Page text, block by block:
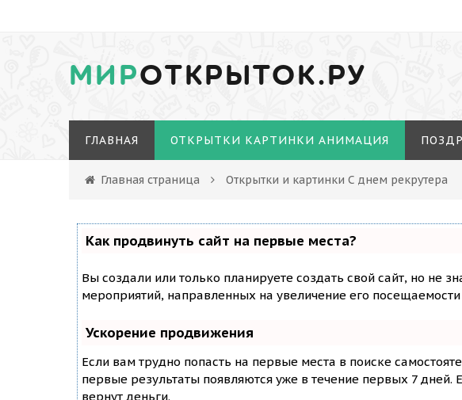
МИРОТКРЫТОК.РУ
ГЛАВНАЯ ОТКРЫТКИ КАРТИНКИ АНИМАЦИЯ
Главная страница Открытки и картинки С днем рекрутера
Как продвинуть сайт на первые места?
Вы создали или только планируете создать свой сайт, но не
мероприятий, направленных на увеличение его
Ускорение продвижения
Если вам трудно попасть на первые места в поиске
первые результаты появляются уже в течение первых 7 дней.
вернут деньги.